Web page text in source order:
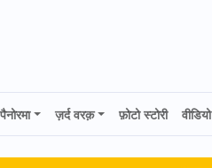
पैनोरमा ज़र्द वरक़ फ़ोटो स्टोरी वीडियो